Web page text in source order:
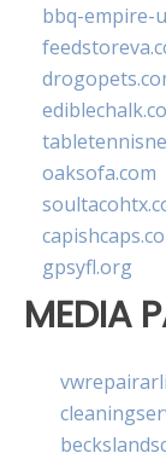
bbq-empire-
oaksofa.com
gpsyfl.org
MEDIA